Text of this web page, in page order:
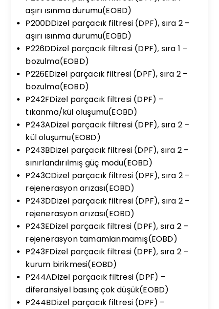
aşırı ısınma durumu(EOBD)
P200DDizel parçacık filtresi (DPF), sıra 2 –
aşırı ısınma durumu(EOBD)
P226DDizel parçacık filtresi (DPF), sıra 1 –
bozulma(EOBD)
P226EDizel parçacık filtresi (DPF), sıra 2 –
bozulma(EOBD)
P242FDizel parçacık filtresi (DPF) –
tıkanma/kül oluşumu(EOBD)
P243ADizel parçacık filtresi (DPF), sıra 2 –
kül oluşumu(EOBD)
P243BDizel parçacık filtresi (DPF), sıra 2 –
sınırlandırılmış güç modu(EOBD)
P243CDizel parçacık filtresi (DPF), sıra 2 –
rejenerasyon arızası(EOBD)
P243DDizel parçacık filtresi (DPF), sıra 2 –
rejenerasyon arızası(EOBD)
P243EDizel parçacık filtresi (DPF), sıra 2 –
rejenerasyon tamamlanmamış(EOBD)
P243FDizel parçacık filtresi (DPF), sıra 2 –
kurum birikmesi(EOBD)
P244ADizel parçacık filtresi (DPF) –
diferansiyel basınç çok düşük(EOBD)
P244BDizel parçacık filtresi (DPF) –